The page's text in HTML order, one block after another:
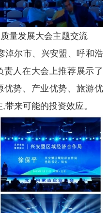
量发展大会主题交流
淖尔市、兴安盟、呼和浩
人在大会上推荐展示了
优势、产业优势、旅游优
来可能的投资效应。